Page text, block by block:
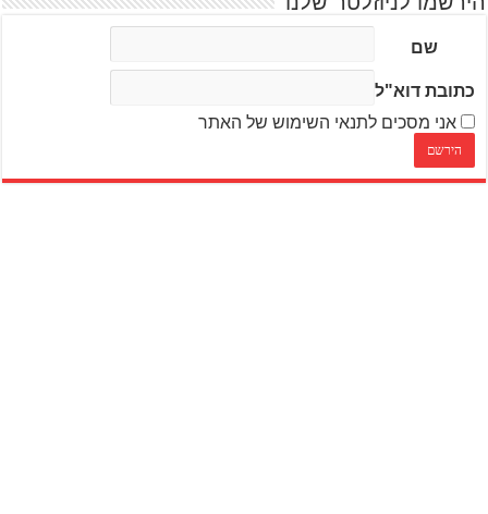
שם
כתובת דוא"ל
אני מסכים לתנאי השימוש של האתר